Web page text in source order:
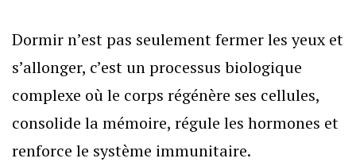
Dormir n’est pas seulement fermer les yeux et
s’allonger, c’est un processus biologique
complexe où le corps régénère ses cellules,
consolide la mémoire, régule les hormones et
renforce le système immunitaire.